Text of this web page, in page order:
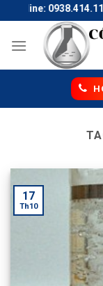
to
content
Hotline:
17
Th10